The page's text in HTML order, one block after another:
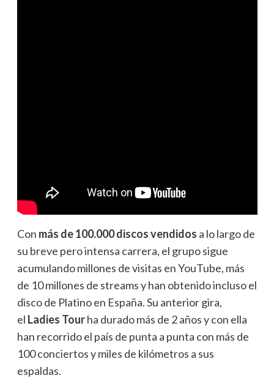
Con más de 100.000 discos vendidos a lo largo de
su breve pero intensa carrera, el grupo sigue
acumulando millones de visitas en YouTube, más
de 10 millones de streams y han obtenido incluso el
disco de Platino en España. Su anterior gira,
el Ladies Tourha durado más de 2 años y con ella
han recorrido el país de punta a punta con más de
100 conciertos y miles de kilómetros a sus
espaldas.